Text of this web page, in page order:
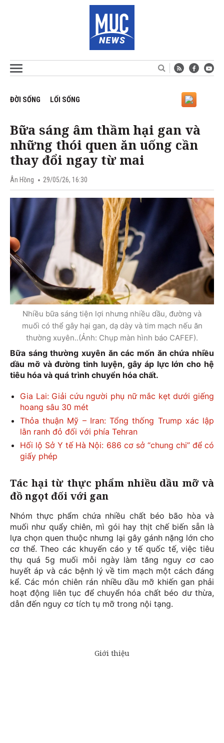
ĐỜI SỐNG LỐI SỐNG
Bữa sáng âm thầm hại gan và
những thói quen ăn uống cần
thay đổi ngay từ mai
Ân Hồng 29/05/26, 16:30
Nhiều bữa sáng tiện lợi nhưng nhiều dầu, đường và
muối có thể gây hại gan, dạ dày và tim mạch nếu ăn
thường xuyên..(Ảnh: Chụp màn hình báo CAFEF).
Bữa sáng thường xuyên ăn các mốn ăn chứa nhiều
dầu mỡ và đường tinh luyện, gây áp lực lớn cho hệ
tiêu hóa và quá trình chuyển hóa chất.
Gia Lai: Giải cứu người phụ nữ mắc kẹt dưới giếng
hoang sâu 30 mét
Thỏa thuận Mỹ – Iran: Tổng thống Trump xác lập
lằn ranh đỏ đối với phía Tehran
Hối lộ Sở Y tế Hà Nội: 686 cơ sở “chung chi” để có
giấy phép
Tác hại từ thực phẩm nhiều dầu mỡ và
đồ ngọt đối với gan
Nhóm thực phẩm chứa nhiều chất béo bão hòa và
muối như quẩy chiên, mì gói hay thịt chế biến sẵn là
lựa chọn quen thuộc nhưng lại gây gánh nặng lớn cho
cơ thể. Theo các khuyến cáo y tế quốc tế, việc tiêu
thụ quá 5g muối mỗi ngày làm tăng nguy cơ cao
huyết áp và các bệnh lý về tim mạch một cách đáng
kể. Các món chiên rán nhiều dầu mỡ khiến gan phải
hoạt động liên tục để chuyển hóa chất béo dư thừa,
dẫn đến nguy cơ tích tụ mỡ trong nội tạng.